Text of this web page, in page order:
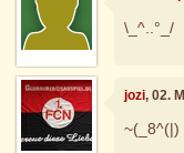
\_^..°_/
jozi, 02.
~(_8^(|)